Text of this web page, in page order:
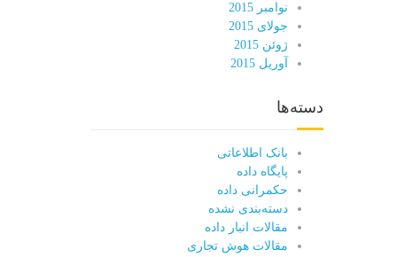
نوامبر 2015
جولای 2015
ژوئن 2015
آوریل 2015
دسته‌ها
بانک اطلاعاتی
پایگاه داده
حکمرانی داده
دسته‌بندی نشده
مقالات انبار داده
مقالات هوش تجاری